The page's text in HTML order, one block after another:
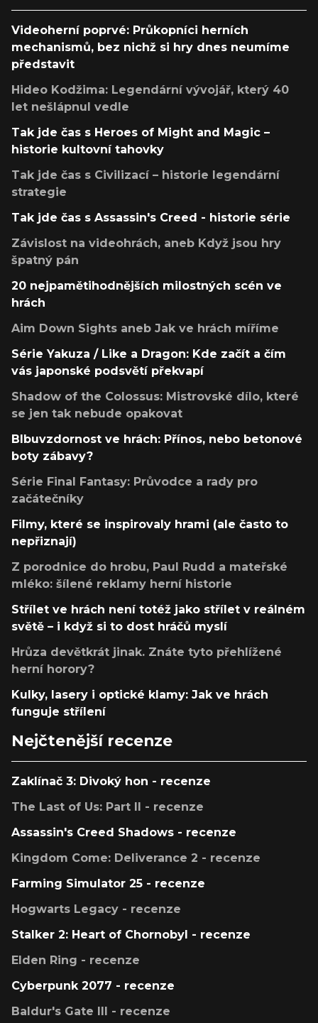
Videoherní poprvé: Průkopníci herních
mechanismů, bez nichž si hry dnes neumíme
představit
Hideo Kodžima: Legendární vývojář, který 40
let nešlápnul vedle
Tak jde čas s Heroes of Might and Magic –
historie kultovní tahovky
Tak jde čas s Civilizací – historie legendární
strategie
Tak jde čas s Assassin's Creed - historie série
Závislost na videohrách, aneb Když jsou hry
špatný pán
20 nejpamětihodnějších milostných scén ve
hrách
Aim Down Sights aneb Jak ve hrách míříme
Série Yakuza / Like a Dragon: Kde začít a čím
vás japonské podsvětí překvapí
Shadow of the Colossus: Mistrovské dílo, které
se jen tak nebude opakovat
Blbuvzdornost ve hrách: Přínos, nebo betonové
boty zábavy?
Série Final Fantasy: Průvodce a rady pro
začátečníky
Filmy, které se inspirovaly hrami (ale často to
nepřiznají)
Z porodnice do hrobu, Paul Rudd a mateřské
mléko: šílené reklamy herní historie
Střílet ve hrách není totéž jako střílet v reálném
světě – i když si to dost hráčů myslí
Hrůza devětkrát jinak. Znáte tyto přehlížené
herní horory?
Kulky, lasery i optické klamy: Jak ve hrách
funguje střílení
Nejčtenější recenze
Zaklínač 3: Divoký hon - recenze
The Last of Us: Part II - recenze
Assassin's Creed Shadows - recenze
Kingdom Come: Deliverance 2 - recenze
Farming Simulator 25 - recenze
Hogwarts Legacy - recenze
Stalker 2: Heart of Chornobyl - recenze
Elden Ring - recenze
Cyberpunk 2077 - recenze
Baldur's Gate III - recenze